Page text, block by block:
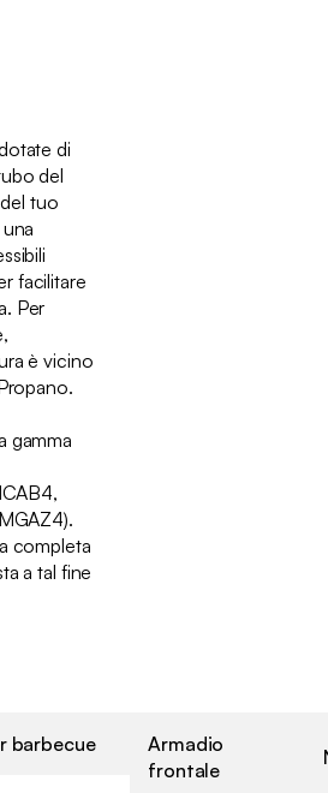
di
del
tuo
facilitare
Per
è vicino
gamma
completa
a tal fine
barbecue
Armadio
frontale